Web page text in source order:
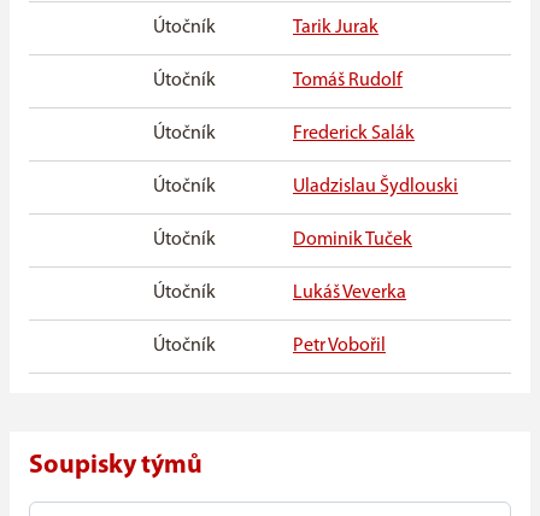
Útočník Tarik Jurak
Útočník Tomáš Rudolf
Útočník Frederick Salák
Útočník Uladzislau Šydlouski
Útočník Dominik Tuček
Útočník Lukáš Veverka
Útočník Petr Vobořil
Soupisky týmů